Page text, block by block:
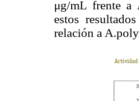
μg/mL frente a
estos
relación a